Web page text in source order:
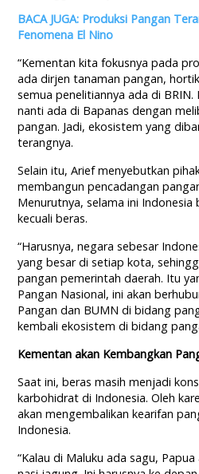
BACA JUGA: Produksi Pangan
Fenomena El Nino
“Kementan kita fokusnya pada
ada dirjen tanaman pangan,
semua penelitiannya ada di BRIN.
nanti ada di Bapanas dengan
pangan. Jadi, ekosistem yang
terangnya.
Selain itu, Arief menyebutkan
membangun pencadangan
Menurutnya, selama ini Indonesia
kecuali beras.
“Harusnya, negara sebesar
yang besar di setiap kota,
pangan pemerintah daerah. Itu
Pangan Nasional, ini akan
Pangan dan BUMN di bidang
kembali ekosistem di bidang
Kementan akan Kembangkan
Saat ini, beras masih menjadi
karbohidrat di Indonesia. Oleh
akan mengembalikan kearifan
Indonesia.
“Kalau di Maluku ada sagu,